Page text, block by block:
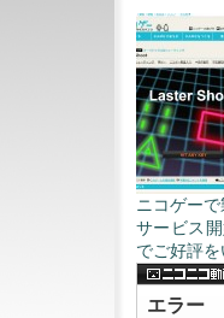
ニコゲー
サービス
でご好評を